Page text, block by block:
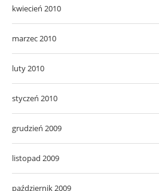
kwiecień 2010
marzec 2010
luty 2010
styczeń 2010
grudzień 2009
listopad 2009
październik 2009